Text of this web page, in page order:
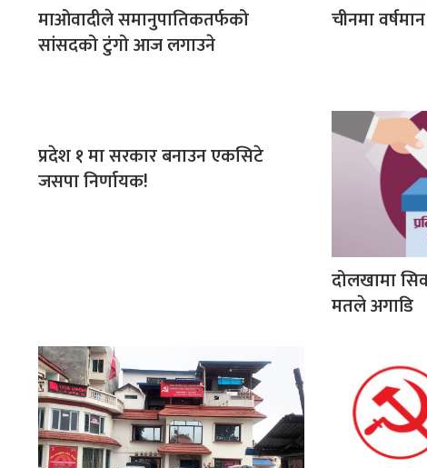
माओवादीले समानुपातिकतर्फको
सांसदको टुंगो आज लगाउने
चीनमा
प्रदेश १ मा सरकार बनाउन एकसिटे
जसपा निर्णायक!
दोलखामा
मतले अगाडि